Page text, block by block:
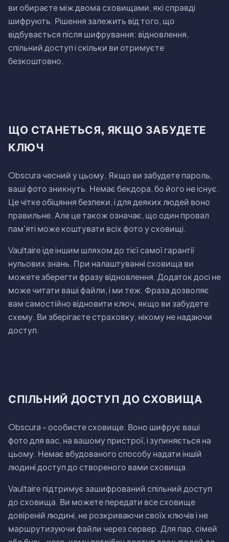
ви обираєте мiж двома сховищами, якi справдi
шифрують. Рiшення залежить вiд того, що
вiдбувається пiсля шифрування: вiдновлення,
спiльний доступ i скiльки ви отримуєте
безкоштовно.
ЩО СТАНЕТЬСЯ, ЯКЩО ЗАБУДЕТЕ
КЛЮЧ
Obscura чесний у цьому. Якщо ви забудете пароль,
вашi фото зникнуть. Немає бекдора, бо його не iснує.
Це чiтке обiцяння безпеки, i для деяких людей воно
правильне. Але це також означає, що один провал
пам'ятi може коштувати всiх фото у сховищi.
Vaultaire iде iншим шляхом до тiєї самої гарантiї
нульових знань. При налаштуваннi сховища ви
можете зберегти фразу вiдновлення. Додаток досi не
може читати вашi файли, i ми теж. Фраза дозволяє
вам самостiйно вiдновити ключ, якщо ви забудете
схему. Ви зберiгаєте страховку, нiкому не надаючи
доступ.
СПIЛЬНИЙ ДОСТУП ДО СХОВИЩА
Obscura - особисте сховище. Воно шифрує вашi
фото для вас, на вашому пристрої, i зупиняється на
цьому. Немає вбудованого способу надати iншiй
людинi доступ до створеного вами сховища.
Vaultaire пiдтримує зашифрований спiльний доступ
до сховища. Ви можете передати все сховище
довiренiй людинi, не розкриваючи своїх ключiв i не
маршрутизуючи файли через сервер. Для пар, сiмей